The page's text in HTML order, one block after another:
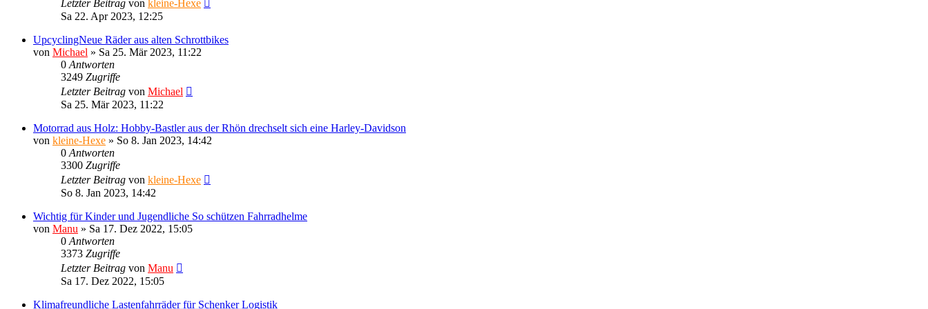
Letzter Beitrag von kleine-Hexe
Sa 22. Apr 2023, 12:25
UpcyclingNeue Räder aus alten Schrottbikes
von Michael » Sa 25. Mär 2023, 11:22
0 Antworten
3249 Zugriffe
Letzter Beitrag von Michael
Sa 25. Mär 2023, 11:22
Motorrad aus Holz: Hobby-Bastler aus der Rhön drechselt sich eine Harley-Davidson
von kleine-Hexe » So 8. Jan 2023, 14:42
0 Antworten
3300 Zugriffe
Letzter Beitrag von kleine-Hexe
So 8. Jan 2023, 14:42
Wichtig für Kinder und Jugendliche So schützen Fahrradhelme
von Manu » Sa 17. Dez 2022, 15:05
0 Antworten
3373 Zugriffe
Letzter Beitrag von Manu
Sa 17. Dez 2022, 15:05
Klimafreundliche Lastenfahrräder für Schenker Logistik